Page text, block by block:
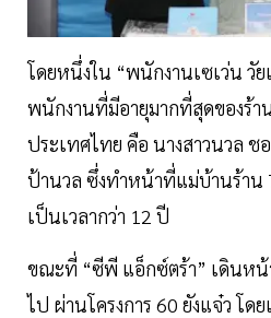
โดยหนึ่งใน “พนักงานเซเว่น วั
พนักงานที่มีอายุมากที่สุดของร้า
ประเทศไทย คือ นางสาวนวล ช
ป้านวล ซึ่งทำหน้าที่แม่บ้านร้าน
เป็นเวลากว่า 12 ปี
ขณะที่ “ซีพี แอ็กซ์ตร้า” เดินหน้
ไป ผ่านโครงการ 60 ยังแจ๋ว โด